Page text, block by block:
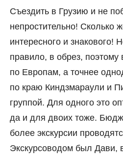
Съездить в Грузию и не
непростительно! Сколько
интересного и знакового!
правило, в обрез,
по Европам, а точнее
по краю Киндзмараули и
группой. Для одного это
да и для двоих тоже.
более экскурсии
Экскурсоводом был Дави,